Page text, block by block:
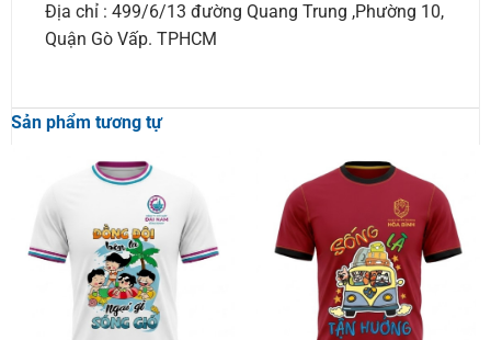
Địa chỉ : 499/6/13 đường Quang Trung ,Phường 10,
Quận Gò Vấp. TPHCM
Sản phẩm tương tự